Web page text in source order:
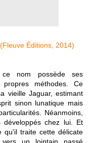
nom possède ses
méthodes. Ce
vieille Jaguar, estimant
sinon lunatique mais
Néanmoins,
développés chez lui. Et
qu'il traite cette délicate